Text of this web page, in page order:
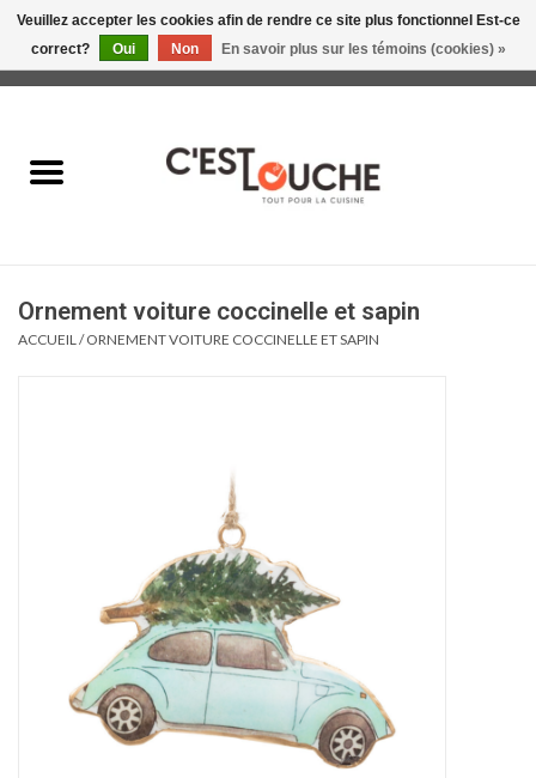
Table & Présentation
Boire
Cours de cuisine
Gift cards
Ornement voiture coccinelle et sapin
ACCUEIL /ORNEMENT VOITURE COCCINELLE ET SAPIN
Veuillez accepter les cookies afin de rendre ce site plus fonctionnel Est-ce
correct?
Oui Non En savoir plus sur les témoins (cookies) »